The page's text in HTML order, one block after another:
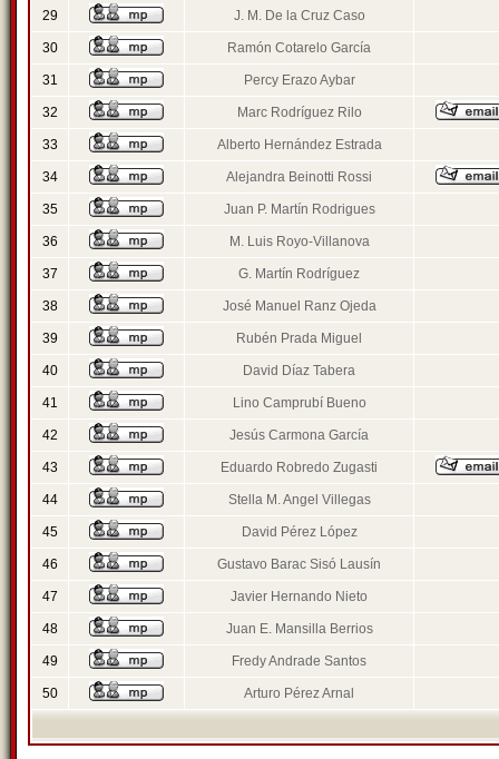
29 J. M. De la Cruz Caso
30 Ramón Cotarelo García
31 Percy Erazo Aybar
32 Marc Rodríguez Rilo
33 Alberto Hernández Estrada
34 Alejandra Beinotti Rossi
35 Juan P. Martín Rodrigues
36 M. Luis Royo-Villanova
37 G. Martín Rodríguez
38 José Manuel Ranz Ojeda
39 Rubén Prada Miguel
40 David Díaz Tabera
41 Lino Camprubí Bueno
42 Jesús Carmona García
43 Eduardo Robredo Zugasti
44 Stella M. Angel Villegas
45 David Pérez López
46 Gustavo Barac Sisó Lausín
47 Javier Hernando Nieto
48 Juan E. Mansilla Berrios
49 Fredy Andrade Santos
50 Arturo Pérez Arnal